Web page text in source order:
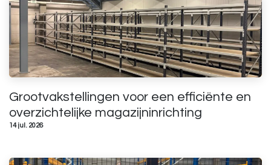
Grootvakstellingen voor een efficiënte en
overzichtelijke magazijninrichting
14 jul. 2026